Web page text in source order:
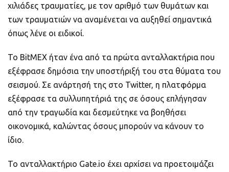
χιλιάδες τραυματίες, με τον αριθμό των θυμάτων και
των τραυματιών να αναμένεται να αυξηθεί σημαντικά
όπως λένε οι ειδικοί.
Το BitMEX ήταν ένα από τα πρώτα ανταλλακτήρια που
εξέφρασε δημόσια την υποστήριξή του στα θύματα του
σεισμού. Σε ανάρτησή της στο Twitter, η πλατφόρμα
εξέφρασε τα συλλυπητήριά της σε όσους επλήγησαν
από την τραγωδία και δεσμεύτηκε να βοηθήσει
οικονομικά, καλώντας όσους μπορούν να κάνουν το
ίδιο.
Το ανταλλακτήριο Gate.io έχει αρχίσει να προετοιμάζει